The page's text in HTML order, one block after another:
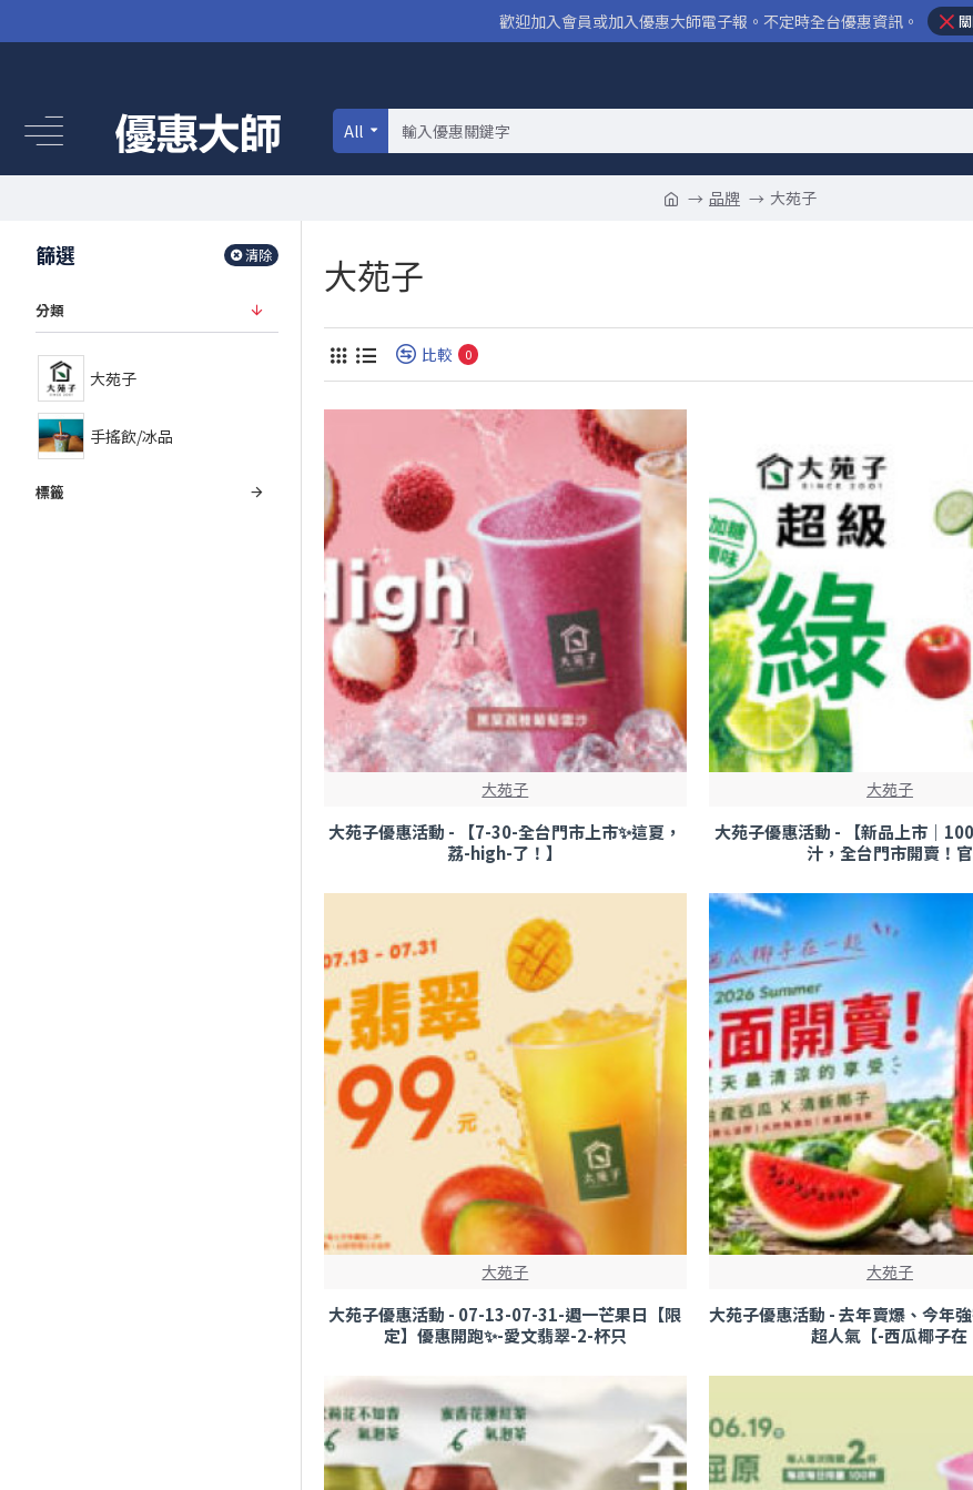
歡迎加入會員或加入優惠大師電子報。不定時全台優惠資訊。
All
品牌 大苑子
篩選 清除
分類
大苑子
手搖飲/冰品
標籤
大苑子
比較 0
大苑子
大苑子優惠活動 - 【7-30-全台門市上市✨這夏，
荔-high-了！】
大苑子
大苑子優惠活動 - 【新品上市｜
汁，全台門市開賣！官
大苑子
大苑子優惠活動 - 07-13-07-31-週一芒果日【限
定】優惠開跑✨-愛文翡翠-2-杯只
大苑子
大苑子優惠活動 - 去年賣爆、今年
超人氣【-西瓜椰子在